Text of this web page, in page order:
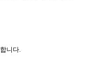
니다.